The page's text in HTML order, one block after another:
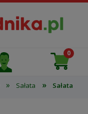
» Sałata » Sałata